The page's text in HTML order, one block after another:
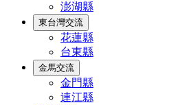
澎湖縣
東台灣交流
花蓮縣
台東縣
金馬交流
金門縣
連江縣